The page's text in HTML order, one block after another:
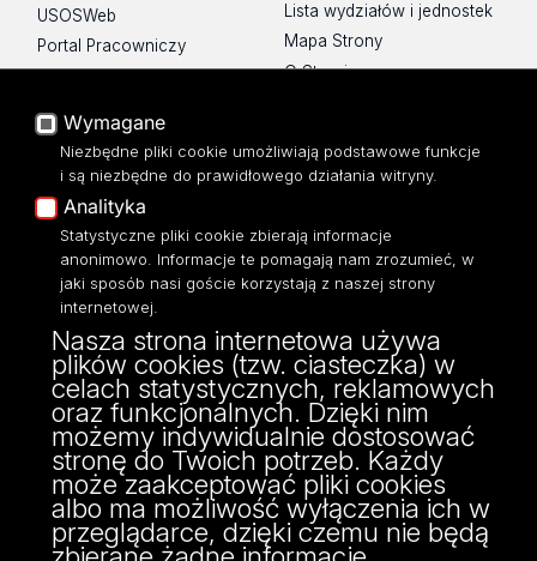
USOSWeb
Portal Pracowniczy
Baza Aktów Własnych
Moodle
Eksperci UŁ
Polityka Prywatności
Dostępność
Lista wydziałów i jednostek
Mapa Strony
O Stronie
ul. Narutowicza 68, 90-136 Łódź
NIP: 724 000 32 43
Adres do doręczeń elektronicznych (ADE):
AE:PL-74796-17640-IHHIV-17
KONTAKT
Wymagane
Niezbędne pliki cookie umożliwiają podstawowe funkcje
i są niezbędne do prawidłowego działania witryny.
Analityka
Statystyczne pliki cookie zbierają informacje
anonimowo. Informacje te pomagają nam zrozumieć, w
jaki sposób nasi goście korzystają z naszej strony
internetowej.
Nasza strona internetowa używa
plików cookies (tzw. ciasteczka) w
celach statystycznych, reklamowych
oraz funkcjonalnych. Dzięki nim
możemy indywidualnie dostosować
stronę do Twoich potrzeb. Każdy
może zaakceptować pliki cookies
albo ma możliwość wyłączenia ich w
przeglądarce, dzięki czemu nie będą